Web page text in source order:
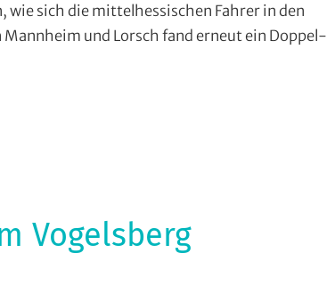
wie sich die mittelhessischen Fahrer in den
und Lorsch fand erneut ein Doppel-
Vogelsberg